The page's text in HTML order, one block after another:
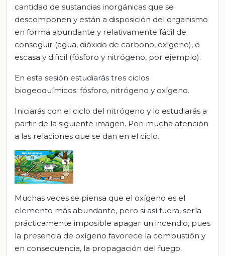
cantidad de sustancias inorgánicas que se
descomponen y están a disposición del organismo
en forma abundante y relativamente fácil de
conseguir (agua, dióxido de carbono, oxígeno), o
escasa y difícil (fósforo y nitrógeno, por ejemplo).
En esta sesión estudiarás tres ciclos
biogeoquímicos: fósforo, nitrógeno y oxígeno.
Iniciarás con el ciclo del nitrógeno y lo estudiarás a
partir de la siguiente imagen. Pon mucha atención
a las relaciones que se dan en el ciclo.
Muchas veces se piensa que el oxígeno es el
elemento más abundante, pero si así fuera, sería
prácticamente imposible apagar un incendio, pues
la presencia de oxígeno favorece la combustión y
en consecuencia, la propagación del fuego.